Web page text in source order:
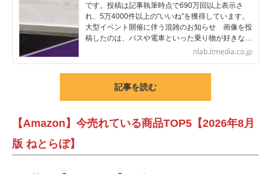
です。投稿は記事執筆時点で690万回以上表示さ
れ、5万4000件以上の“いいね”を獲得しています。
大型イベント開催に伴う混雑のお知らせ 画像を投
稿したのは、バスや電車といった乗り物が好きな…
nlab.itmedia.co.jp
記事を読む
【Amazon】今売れている商品TOP5【2026年8月
版 ねとらぼ】